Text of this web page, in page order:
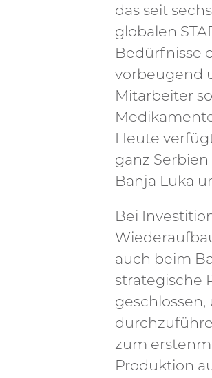
das seit
globalen
Bedürfnisse
vorbeugend
Mitarbeiter
Heute
ganz Serbien
Banja Luka
Bei
auch beim
strategische
zum
Produktion